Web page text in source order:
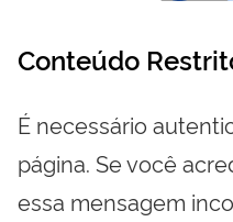
Conteúdo
É necessário
página. Se você
essa mensagem